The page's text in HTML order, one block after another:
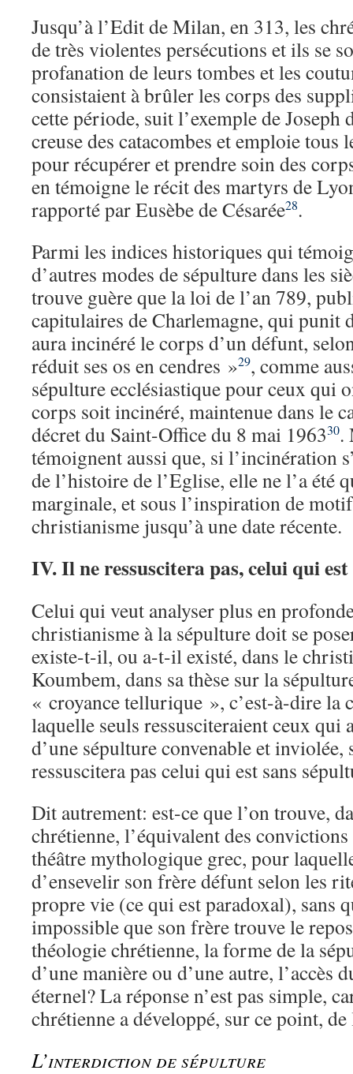
Jusqu’à l’Edit de Milan, en 313, les
de très violentes persécutions et ils se
profanation de leurs tombes et les
consistaient à brûler les corps des
cette période, suit l’exemple de Joseph
creuse des catacombes et emploie tous
pour récupérer et prendre soin des
en témoigne le récit des martyrs de
rapporté par Eusèbe de Césarée28.
Parmi les indices historiques qui
d’autres modes de sépulture dans les
trouve guère que la loi de l’an 789,
capitulaires de Charlemagne, qui
aura incinéré le corps d’un défunt,
réduit ses os en cendres »29, comme
sépulture ecclésiastique pour ceux qui
corps soit incinéré, maintenue dans le
décret du Saint-Office du 8 mai 196330.
témoignent aussi que, si l’incinération
de l’histoire de l’Eglise, elle ne l’a été
marginale, et sous l’inspiration de
christianisme jusqu’à une date récente.
IV. Il ne ressuscitera pas, celui qui
Celui qui veut analyser plus en
christianisme à la sépulture doit se
existe-t-il, ou a-t-il existé, dans le
Koumbem, dans sa thèse sur la
« croyance tellurique », c’est-à-dire la
laquelle seuls ressusciteraient ceux qui
d’une sépulture convenable et
ressuscitera pas celui qui est sans
Dit autrement: est-ce que l’on trouve,
chrétienne, l’équivalent des
théâtre mythologique grec, pour
d’ensevelir son frère défunt selon les
propre vie (ce qui est paradoxal), sans
impossible que son frère trouve le
théologie chrétienne, la forme de la
d’une manière ou d’une autre, l’accès
éternel? La réponse n’est pas simple,
chrétienne a développé, sur ce point,
L’interdiction de sépulture